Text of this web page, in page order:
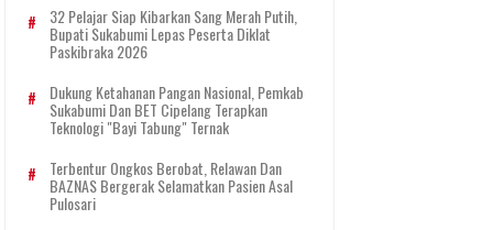
32 Pelajar Siap Kibarkan Sang Merah Putih,
Bupati Sukabumi Lepas Peserta Diklat
Paskibraka 2026
Dukung Ketahanan Pangan Nasional, Pemkab
Sukabumi Dan BET Cipelang Terapkan
Teknologi "Bayi Tabung" Ternak
Terbentur Ongkos Berobat, Relawan Dan
BAZNAS Bergerak Selamatkan Pasien Asal
Pulosari